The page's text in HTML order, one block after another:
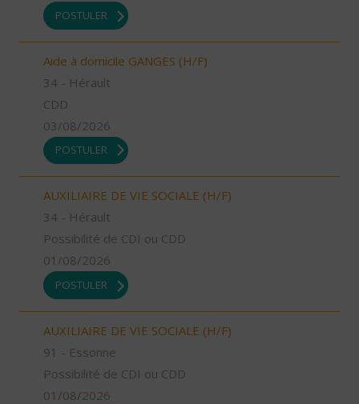
POSTULER
Aide à domicile GANGES (H/F)
34 - Hérault
CDD
03/08/2026
POSTULER
AUXILIAIRE DE VIE SOCIALE (H/F)
34 - Hérault
Possibilité de CDI ou CDD
01/08/2026
POSTULER
AUXILIAIRE DE VIE SOCIALE (H/F)
91 - Essonne
Possibilité de CDI ou CDD
01/08/2026